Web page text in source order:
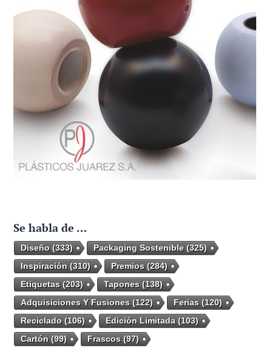
Se habla de …
Diseño (333) Packaging Sostenible(325)
Inspiración (310) Premios(284)
Etiquetas(203) Tapones(138)
Adquisiciones Y Fusiones(122) Ferias(120)
Reciclado (106) Edición Limitada (103)
Cartón (99) Frascos(97)